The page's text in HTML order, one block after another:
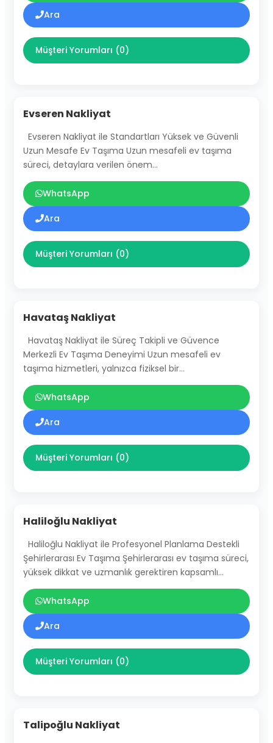
Ara
Müşteri Yorumları (0)
Evseren Nakliyat
Evseren Nakliyat ile Standartları Yüksek ve Güvenli
Uzun Mesafe Ev Taşıma Uzun mesafeli ev taşıma
süreci, detaylara verilen önem…
WhatsApp
Ara
Müşteri Yorumları (0)
Havataş Nakliyat
Havataş Nakliyat ile Süreç Takipli ve Güvence
Merkezli Ev Taşıma Deneyimi Uzun mesafeli ev
taşıma hizmetleri, yalnızca fiziksel bir…
WhatsApp
Ara
Müşteri Yorumları (0)
Haliloğlu Nakliyat
Haliloğlu Nakliyat ile Profesyonel Planlama Destekli
Şehirlerarası Ev Taşıma Şehirlerarası ev taşıma süreci,
yüksek dikkat ve uzmanlık gerektiren kapsamlı…
WhatsApp
Ara
Müşteri Yorumları (0)
Talipoğlu Nakliyat